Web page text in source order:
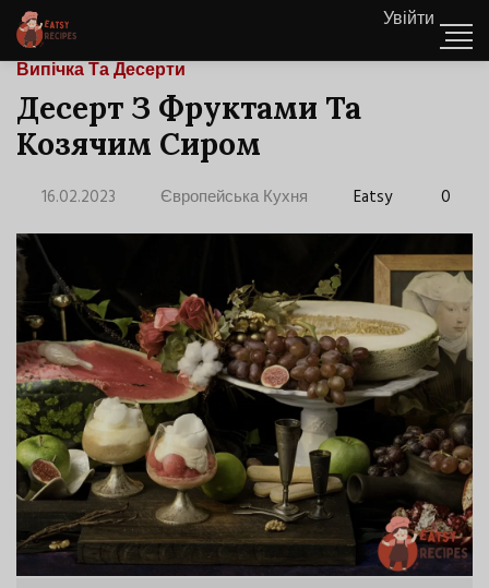
Увійти
Випічка Та Десерти
Десерт З Фруктами Та
Козячим Сиром
16.02.2023 Європейська Кухня Eatsy 0